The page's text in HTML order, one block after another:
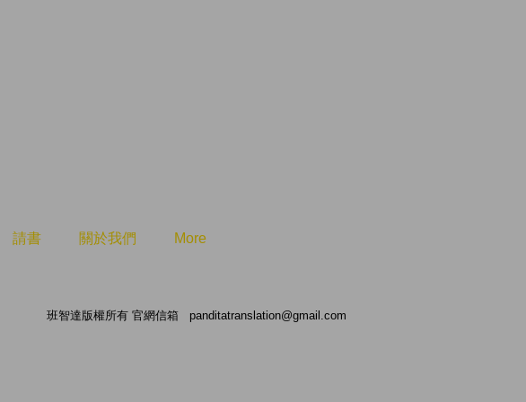
請書 關於我們 More
班智達版權所有 官網信箱 panditatranslation@gmail.com